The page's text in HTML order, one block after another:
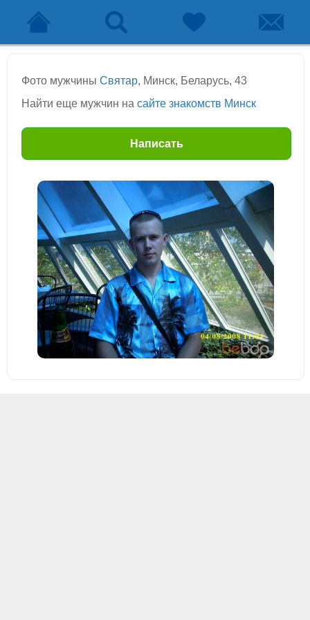
Фото мужчины Святар, Минск, Беларусь, 43
Найти еще мужчин на сайте знакомств Минск
Написать